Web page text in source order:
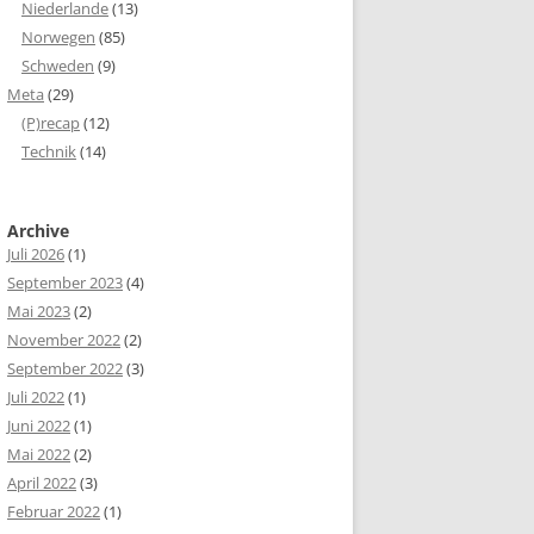
Niederlande(13)
Norwegen (85)
Schweden (9)
Meta (29)
(P)recap(12)
Technik(14)
Archive
Juli 2026(1)
September 2023(4)
Mai 2023(2)
November 2022(2)
September 2022(3)
Juli 2022(1)
Juni 2022(1)
Mai 2022(2)
April 2022(3)
Februar 2022(1)